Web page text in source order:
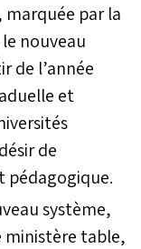
par la
nouveau
de l’année
et
de
pédagogique.
système,
ministère table,